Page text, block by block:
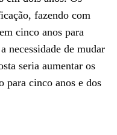
fazendo com
cinco anos para
necessidade de mudar
seria aumentar os
para cinco anos e dos